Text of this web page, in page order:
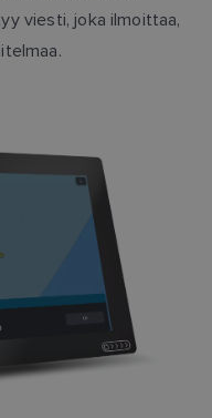
viesti, joka ilmoittaa,